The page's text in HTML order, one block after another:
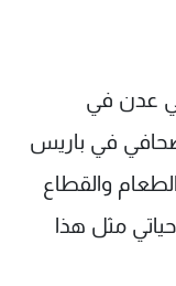
عدن في
صحافي في باريس
والقطاع
مثل هذا